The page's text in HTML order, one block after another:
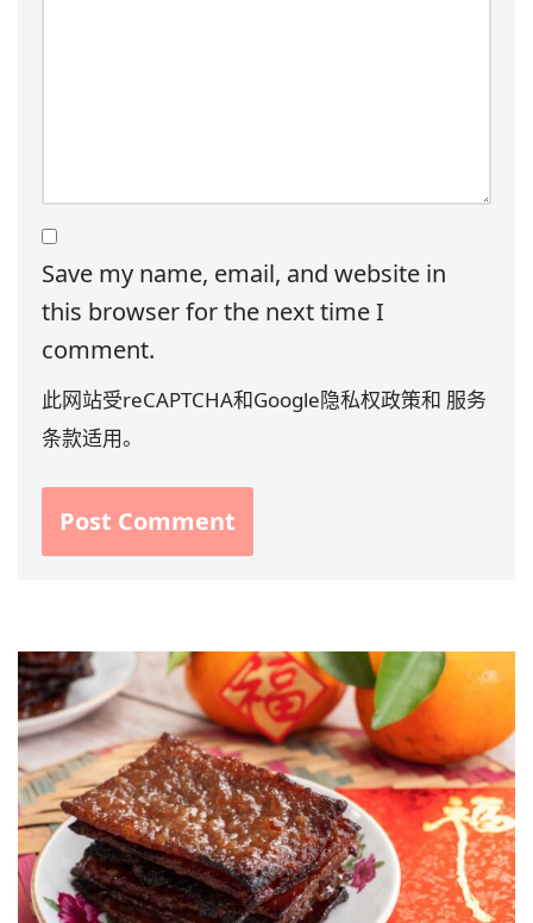
Save my name, email, and website in
this browser for the next time I
comment.
此网站受reCAPTCHA和Google隐私权政策和 服务
条款适用。